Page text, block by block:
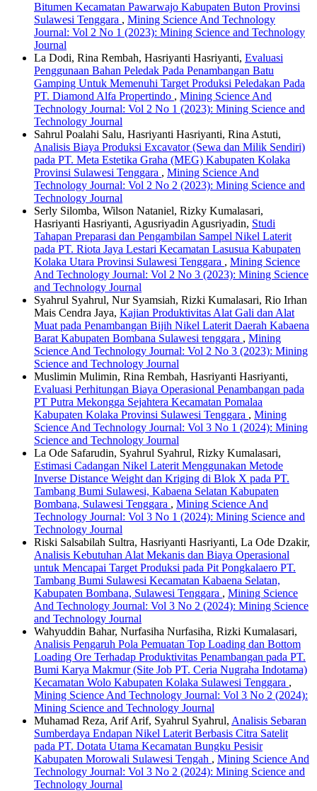
Bitumen Kecamatan Pawarwajo Kabupaten Buton Provinsi
Sulawesi Tenggara , Mining Science And Technology
Journal: Vol 2 No 1 (2023): Mining Science and Technology
Journal
La Dodi, Rina Rembah, Hasriyanti Hasriyanti, Evaluasi
Penggunaan Bahan Peledak Pada Penambangan Batu
Gamping Untuk Memenuhi Target Produksi Peledakan Pada
PT. Diamond Alfa Propertindo , Mining Science And
Technology Journal: Vol 2 No 1 (2023): Mining Science and
Technology Journal
Sahrul Poalahi Salu, Hasriyanti Hasriyanti, Rina Astuti,
Analisis Biaya Produksi Excavator (Sewa dan Milik Sendiri)
pada PT. Meta Estetika Graha (MEG) Kabupaten Kolaka
Provinsi Sulawesi Tenggara , Mining Science And
Technology Journal: Vol 2 No 2 (2023): Mining Science and
Technology Journal
Serly Silomba, Wilson Nataniel, Rizky Kumalasari,
Hasriyanti Hasriyanti, Agusriyadin Agusriyadin, Studi
Tahapan Preparasi dan Pengambilan Sampel Nikel Laterit
pada PT. Riota Jaya Lestari Kecamatan Lasusua Kabupaten
Kolaka Utara Provinsi Sulawesi Tenggara , Mining Science
And Technology Journal: Vol 2 No 3 (2023): Mining Science
and Technology Journal
Syahrul Syahrul, Nur Syamsiah, Rizki Kumalasari, Rio Irhan
Mais Cendra Jaya, Kajian Produktivitas Alat Gali dan Alat
Muat pada Penambangan Bijih Nikel Laterit Daerah Kabaena
Barat Kabupaten Bombana Sulawesi tenggara , Mining
Science And Technology Journal: Vol 2 No 3 (2023): Mining
Science and Technology Journal
Muslimin Mulimin, Rina Rembah, Hasriyanti Hasriyanti,
Evaluasi Perhitungan Biaya Operasional Penambangan pada
PT Putra Mekongga Sejahtera Kecamatan Pomalaa
Kabupaten Kolaka Provinsi Sulawesi Tenggara , Mining
Science And Technology Journal: Vol 3 No 1 (2024): Mining
Science and Technology Journal
La Ode Safarudin, Syahrul Syahrul, Rizky Kumalasari,
Estimasi Cadangan Nikel Laterit Menggunakan Metode
Inverse Distance Weight dan Kriging di Blok X pada PT.
Tambang Bumi Sulawesi, Kabaena Selatan Kabupaten
Bombana, Sulawesi Tenggara , Mining Science And
Technology Journal: Vol 3 No 1 (2024): Mining Science and
Technology Journal
Riski Salsabilah Sultra, Hasriyanti Hasriyanti, La Ode Dzakir,
Analisis Kebutuhan Alat Mekanis dan Biaya Operasional
untuk Mencapai Target Produksi pada Pit Pongkalaero PT.
Tambang Bumi Sulawesi Kecamatan Kabaena Selatan,
Kabupaten Bombana, Sulawesi Tenggara , Mining Science
And Technology Journal: Vol 3 No 2 (2024): Mining Science
and Technology Journal
Wahyuddin Bahar, Nurfasiha Nurfasiha, Rizki Kumalasari,
Analisis Pengaruh Pola Pemuatan Top Loading dan Bottom
Loading Ore Terhadap Produktivitas Penambangan pada PT.
Bumi Karya Makmur (Site Job PT. Ceria Nugraha Indotama)
Kecamatan Wolo Kabupaten Kolaka Sulawesi Tenggara ,
Mining Science And Technology Journal: Vol 3 No 2 (2024):
Mining Science and Technology Journal
Muhamad Reza, Arif Arif, Syahrul Syahrul, Analisis Sebaran
Sumberdaya Endapan Nikel Laterit Berbasis Citra Satelit
pada PT. Dotata Utama Kecamatan Bungku Pesisir
Kabupaten Morowali Sulawesi Tengah , Mining Science And
Technology Journal: Vol 3 No 2 (2024): Mining Science and
Technology Journal